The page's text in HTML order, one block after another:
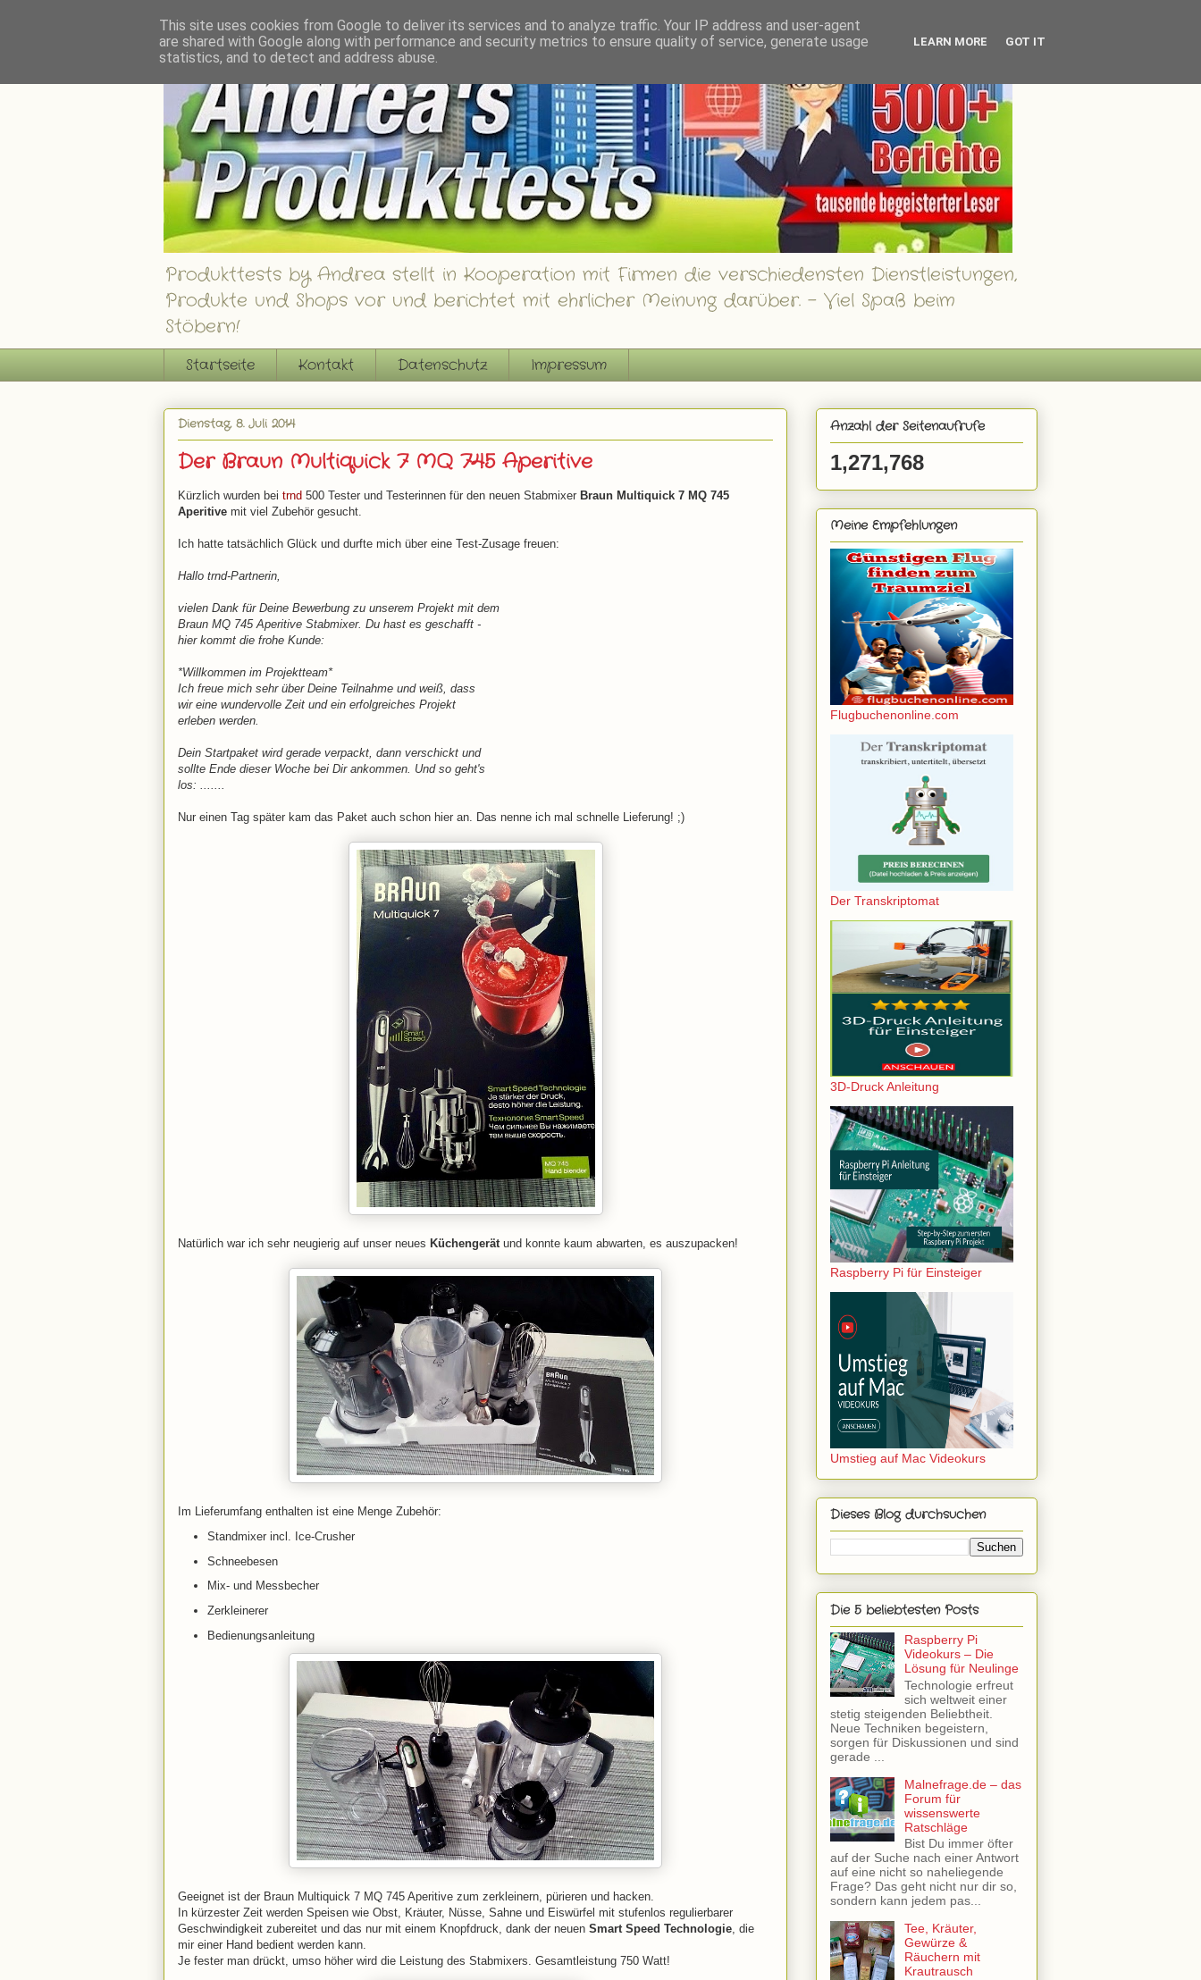
Produkttests by Andrea stellt in Kooperation mit Firmen die verschiedensten Dienstleistungen,
Produkte und Shops vor und berichtet mit ehrlicher Meinung darüber. - Viel Spaß beim
Stöbern!
Startseite Kontakt Datenschutz Impressum
Dienstag, 8. Juli 2014
Der Braun Multiquick 7 MQ 745 Aperitive
Kürzlich wurden bei trnd 500 Tester und Testerinnen für den neuen Stabmixer Braun Multiquick 7 MQ 745
Aperitive mit viel Zubehör gesucht.
Ich hatte tatsächlich Glück und durfte mich über eine Test-Zusage freuen:
Hallo trnd-Partnerin,
vielen Dank für Deine Bewerbung zu unserem Projekt mit dem
Braun MQ 745 Aperitive Stabmixer. Du hast es geschafft -
hier kommt die frohe Kunde:
*Willkommen im Projektteam*
Ich freue mich sehr über Deine Teilnahme und weiß, dass
wir eine wundervolle Zeit und ein erfolgreiches Projekt
erleben werden.
Dein Startpaket wird gerade verpackt, dann verschickt und
sollte Ende dieser Woche bei Dir ankommen. Und so geht's
los: .......
Nur einen Tag später kam das Paket auch schon hier an. Das nenne ich mal schnelle Lieferung! ;)
Natürlich war ich sehr neugierig auf unser neues Küchengerätund konnte kaum abwarten, es auszupacken!
Im Lieferumfang enthalten ist eine Menge Zubehör:
Standmixer incl. Ice-Crusher
Schneebesen
Mix- und Messbecher
Zerkleinerer
Bedienungsanleitung
Geeignet ist der Braun Multiquick 7 MQ 745 Aperitive zum zerkleinern, pürieren und hacken.
In kürzester Zeit werden Speisen wie Obst, Kräuter, Nüsse, Sahne und Eiswürfel mit stufenlos regulierbarer
Geschwindigkeit zubereitet und das nur mit einem Knopfdruck, dank der neuen Smart Speed Technologie , die
mir einer Hand bedient werden kann.
Je fester man drückt, umso höher wird die Leistung des Stabmixers. Gesamtleistung 750 Watt!
Anzahl der Seitenaufrufe
1,271,768
Meine Empfehlungen
Flugbuchenonline.com
Der Transkriptomat
3D-Druck Anleitung
Raspberry Pi für Einsteiger
Umstieg auf Mac Videokurs
Dieses Blog durchsuchen
Die 5 beliebtesten Posts
Raspberry Pi
Videokurs – Die
Lösung für Neulinge
Technologie erfreut
sich weltweit einer
stetig steigenden Beliebtheit.
Neue Techniken begeistern,
sorgen für Diskussionen und sind
gerade ...
Malnefrage.de – das
Forum für
wissenswerte
Ratschläge
Bist Du immer öfter
auf der Suche nach einer Antwort
auf eine nicht so naheliegende
Frage? Das geht nicht nur dir so,
sondern kann jedem pas...
Tee, Kräuter,
Gewürze &
Räuchern mit
Krautrausch
This site uses cookies from Google to deliver its services and to analyze traffic. Your IP address and user-agent
are shared with Google along with performance and security metrics to ensure quality of service, generate usage
statistics, and to detect and address abuse.
LEARN MORE GOT IT